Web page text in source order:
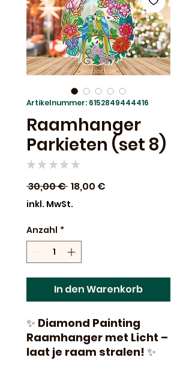
Artikelnummer: 6152849444416
Raamhanger
Parkieten (set 8)
★ ★ ★ ★ ★
30,00 € Standardpreis
18,00 €
inkl. MwSt.
Anzahl *
In den Warenkorb
✨ Diamond Painting
Raamhanger met Licht –
laat je raam stralen! ✨